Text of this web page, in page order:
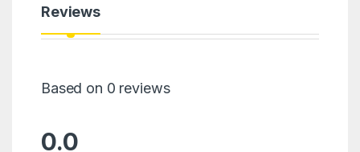
Reviews
Based on 0 reviews
0.0